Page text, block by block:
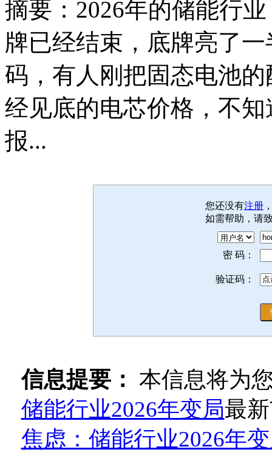
摘要：2026年的储能行
牌已经结束，底牌亮了
码，有人刚把固态电池
经见底的电芯价格，不
报...
您还没有注册
如需帮助，请
密 码：
验证码：
信息提要： 本信息将为
储能行业2026年变局最
焦虑：储能行业2026年